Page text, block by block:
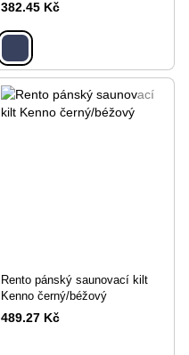
382.45 Kč
Rento pánský saunovací kilt
Kenno černý/béžový
489.27 Kč